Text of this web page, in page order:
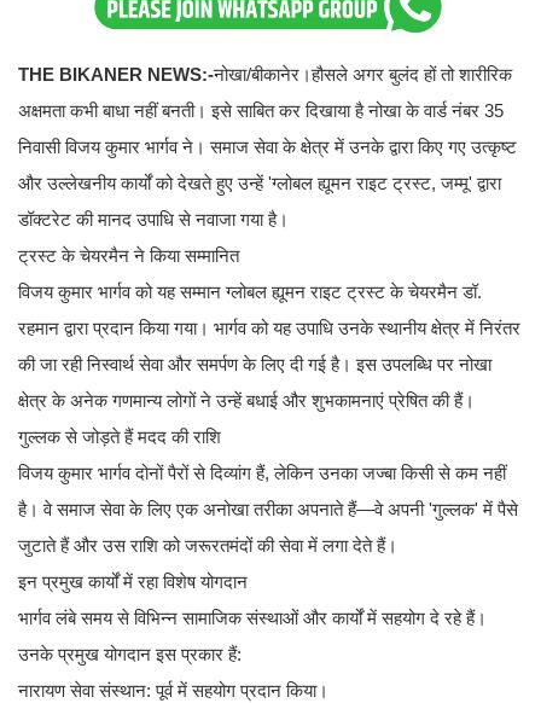
THE BIKANER NEWS:-नोखा/बीकानेर।हौसले अगर बुलंद हों तो शारीरिक
अक्षमता कभी बाधा नहीं बनती। इसे साबित कर दिखाया है नोखा के वार्ड नंबर 35
निवासी विजय कुमार भार्गव ने। समाज सेवा के क्षेत्र में उनके द्वारा किए गए उत्कृष्ट
और उल्लेखनीय कार्यों को देखते हुए उन्हें 'ग्लोबल ह्यूमन राइट ट्रस्ट, जम्मू' द्वारा
डॉक्टरेट की मानद उपाधि से नवाजा गया है।
​ट्रस्ट के चेयरमैन ने किया सम्मानित
विजय कुमार भार्गव को यह सम्मान ग्लोबल ह्यूमन राइट ट्रस्ट के चेयरमैन डॉ.
रहमान द्वारा प्रदान किया गया। भार्गव को यह उपाधि उनके स्थानीय क्षेत्र में निरंतर
की जा रही निस्वार्थ सेवा और समर्पण के लिए दी गई है। इस उपलब्धि पर नोखा
क्षेत्र के अनेक गणमान्य लोगों ने उन्हें बधाई और शुभकामनाएं प्रेषित की हैं।
​गुल्लक से जोड़ते हैं मदद की राशि
विजय कुमार भार्गव दोनों पैरों से दिव्यांग हैं, लेकिन उनका जज्बा किसी से कम नहीं
है। वे समाज सेवा के लिए एक अनोखा तरीका अपनाते हैं—वे अपनी 'गुल्लक' में पैसे
जुटाते हैं और उस राशि को जरूरतमंदों की सेवा में लगा देते हैं।
​इन प्रमुख कार्यों में रहा विशेष योगदान
भार्गव लंबे समय से विभिन्न सामाजिक संस्थाओं और कार्यों में सहयोग दे रहे हैं।
उनके प्रमुख योगदान इस प्रकार हैं:
​नारायण सेवा संस्थान: पूर्व में सहयोग प्रदान किया।